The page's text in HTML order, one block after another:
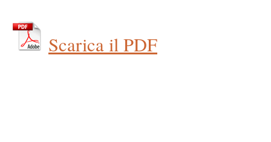
Scarica il PDF